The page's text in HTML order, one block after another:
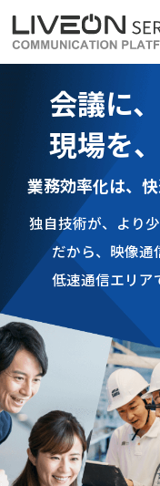
会議に
現場を
業務効率化は、
独自技術が、より
だから、映像通
低速通信エリア